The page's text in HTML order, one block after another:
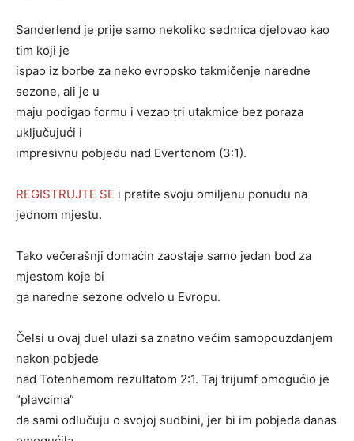
Sanderlend je prije samo nekoliko sedmica djelovao kao
tim koji je
ispao iz borbe za neko evropsko takmičenje naredne
sezone, ali je u
maju podigao formu i vezao tri utakmice bez poraza
uključujući i
impresivnu pobjedu nad Evertonom (3:1).
REGISTRUJTE SE i pratite svoju omiljenu ponudu na
jednom mjestu.
Tako večerašnji domaćin zaostaje samo jedan bod za
mjestom koje bi
ga naredne sezone odvelo u Evropu.
Čelsi u ovaj duel ulazi sa znatno većim samopouzdanjem
nakon pobjede
nad Totenhemom rezultatom 2:1. Taj trijumf omogućio je
“plavcima”
da sami odlučuju o svojoj sudbini, jer bi im pobjeda danas